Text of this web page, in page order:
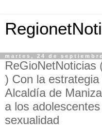
martes, 24 de
ReGioNetNoticias
) Con la estrategia
Alcaldía de
a los
sexualidad